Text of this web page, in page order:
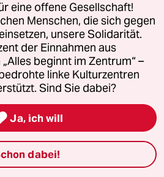
eine offene Gesellschaft!
Menschen, die sich gegen
unsere Solidarität.
der Einnahmen aus
beginnt im Zentrum“ –
linke Kulturzentren
Sind Sie dabei?
Ja, ich will
dabei!